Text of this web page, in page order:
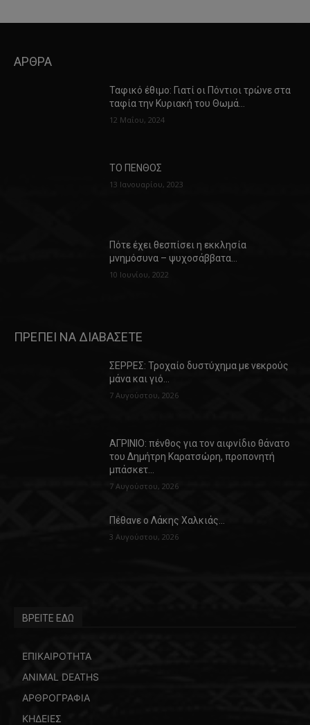
ΑΡΘΡΑ
Ταφικό έθιμο: Γιατί οι Πόντιοι τρώνε στα
ταφία την Κυριακή του Θωμά…
12 Μαΐου, 2024
ΤΟ ΠΕΝΘΟΣ
13 Ιανουαρίου, 2023
Πότε έχει θεσπίσει η εκκλησία
μνημόσυνα – ψυχοσάββατα…
10 Ιουνίου, 2022
ΠΡΕΠΕΙ ΝΑ ΔΙΑΒΑΣΕΤΕ
ΣΕΡΡΕΣ: Τροχαίο δυστύχημα με νεκρούς
μάνα και γιό…
7 Αυγούστου, 2026
ΑΓΡΙΝΙΟ: πένθος για τον αιφνίδιο θάνατο
του Δημήτρη Καρατσώρη, προπονητή
μπάσκετ…
7 Αυγούστου, 2026
Πέθανε ο Λάκης Χαλκιάς…
3 Αυγούστου, 2026
ΒΡΕΙΤΕ ΕΔΩ
ΕΠΙΚΑΙΡΟΤΗΤΑ
ANIMAL DEATHS
ΑΡΘΡΟΓΡΑΦΙΑ
ΚΗΔΕΙΕΣ